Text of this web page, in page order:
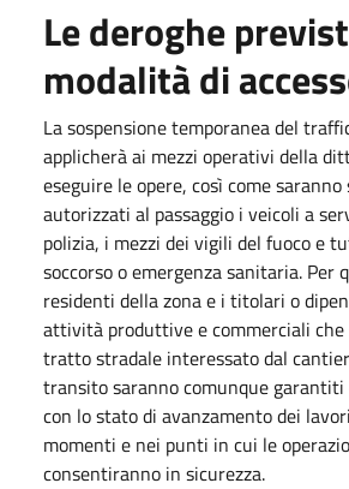
Le deroghe
modalità di
La sospensione temporanea del
applicherà ai mezzi operativi della
eseguire le opere, così come saranno
autorizzati al passaggio i veicoli a
polizia, i mezzi dei vigili del fuoco e
soccorso o emergenza sanitaria. Per
residenti della zona e i titolari o
attività produttive e commerciali che
tratto stradale interessato dal
transito saranno comunque
con lo stato di avanzamento dei
momenti e nei punti in cui le
consentiranno in sicurezza.